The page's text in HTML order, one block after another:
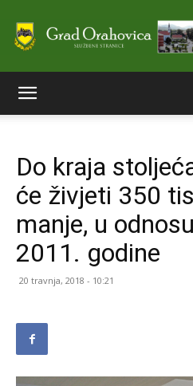
Do kraja
će živjeti 350
manje, u
2011. godine
20 travnja, 2018 - 10:21